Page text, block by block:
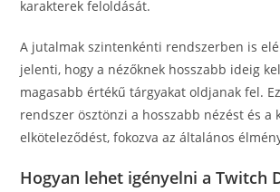
karakterek feloldását.
A jutalmak szintenkénti rendszerben is
jelenti, hogy a nézőknek hosszabb ideig
magasabb értékű tárgyakat oldjanak fel.
rendszer ösztönzi a hosszabb nézést és a
elköteleződést, fokozva az általános
Hogyan lehet igényelni a Twitch